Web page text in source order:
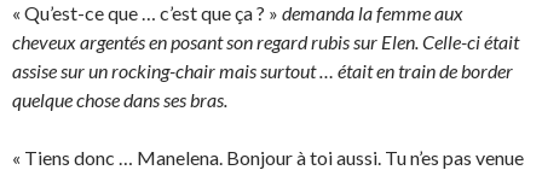
« Qu’est-ce que … c’est que ça ? » demanda la femme aux
cheveux argentés en posant son regard rubis sur Elen. Celle-ci était
assise sur un rocking-chair mais surtout … était en train de border
quelque chose dans ses bras.
« Tiens donc … Manelena. Bonjour à toi aussi. Tu n’es pas venue